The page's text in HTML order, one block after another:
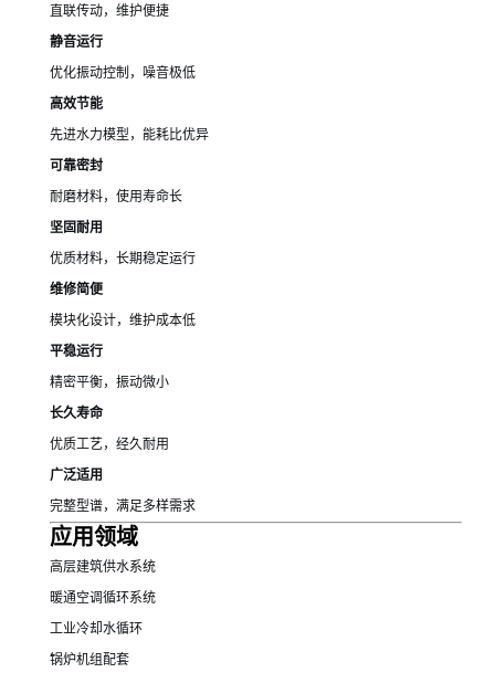
直联传动，维护便捷
静音运行
优化振动控制，噪音极低
高效节能
先进水力模型，能耗比优异
可靠密封
耐磨材料，使用寿命长
坚固耐用
优质材料，长期稳定运行
维修简便
模块化设计，维护成本低
平稳运行
精密平衡，振动微小
长久寿命
优质工艺，经久耐用
广泛适用
完整型谱，满足多样需求
应用领域
高层建筑供水系统
暖通空调循环系统
工业冷却水循环
锅炉机组配套